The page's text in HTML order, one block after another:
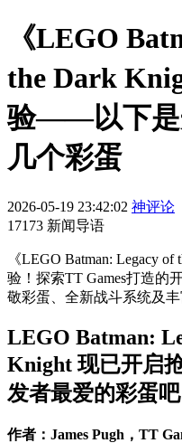
《LEGO
the Dark
验——以下是
几个彩蛋
2026-05-19 23:42:02 神评论
17173 新闻导语
《LEGO Batman: Legacy
验！探索TT Games打造的
敬彩蛋、全新战斗系统及
LEGO Batman:
Knight 现已开启
发者最爱的彩蛋吧
作者：James Pugh，TT